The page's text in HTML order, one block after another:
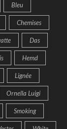
Bleu
Chemises
Das
Hemd
Lignée
Ornella Luigi
Smoking